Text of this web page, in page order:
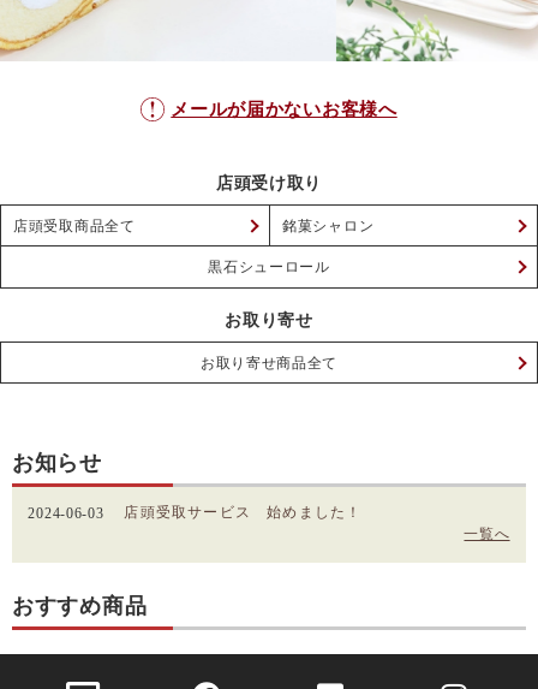
メールが届かないお客様へ
店頭受け取り
店頭受取商品全て 銘菓シャロン
黒石シューロール
お取り寄せ
お取り寄せ商品全て
お知らせ
2024-06-03
店頭受取サービス 始めました！
一覧へ
おすすめ商品